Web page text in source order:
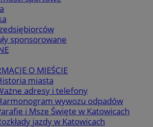
sponsorowane
O MIEŚCIE
miasta
adresy i telefony
wywozu odpadów
i Msze Święte w Katowicach
jazdy w Katowicach